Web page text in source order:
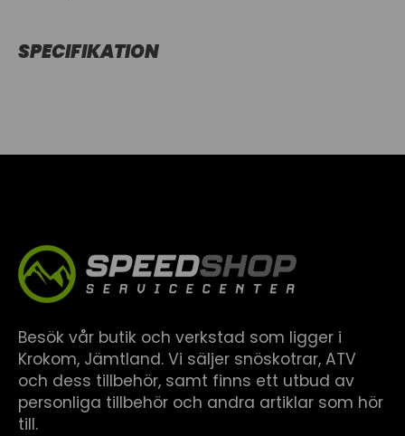
SPECIFIKATION
Besök vår butik och verkstad som ligger i
Krokom, Jämtland. Vi säljer snöskotrar, ATV
och dess tillbehör, samt finns ett utbud av
personliga tillbehör och andra artiklar som hör
till.